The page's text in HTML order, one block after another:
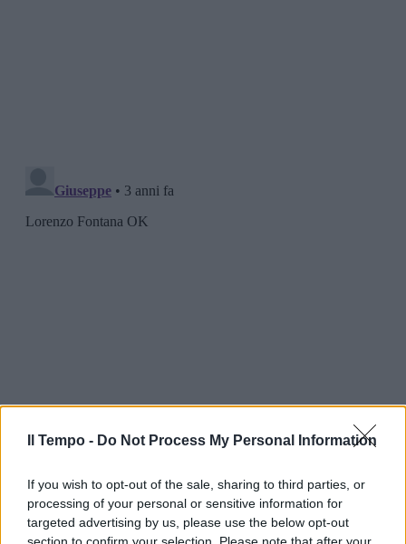
Il Tempo - Do Not Process My Personal Information
If you wish to opt-out of the sale, sharing to third parties, or
processing of your personal or sensitive information for
targeted advertising by us, please use the below opt-out